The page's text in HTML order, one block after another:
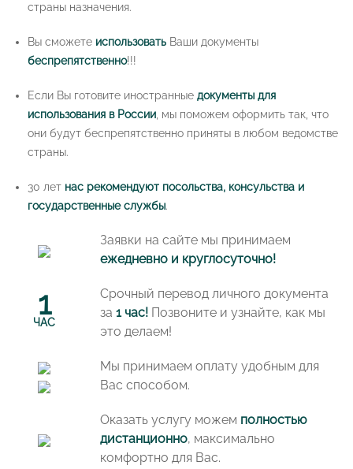
страны назначения.
Вы сможете использовать Ваши документы
беспрепятственно!!!
Если Вы готовите иностранные документы для
использования в России, мы поможем оформить так, что
они будут беспрепятственно приняты в любом ведомстве
страны.
30 лет нас рекомендуют посольства, консульства и
государственные службы.
Заявки на сайте мы принимаем
ежедневно и круглосуточно!
1
ЧАС
Срочный перевод личного документа
за 1 час! Позвоните и узнайте, как мы
это делаем!
Мы принимаем оплату удобным для
Вас способом.
Оказать услугу можем полностью
дистанционно, максимально
комфортно для Вас.